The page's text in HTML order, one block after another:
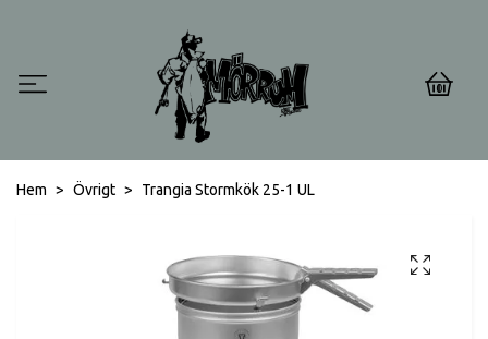
0
Hem Övrigt Trangia Stormkök 25-1 UL